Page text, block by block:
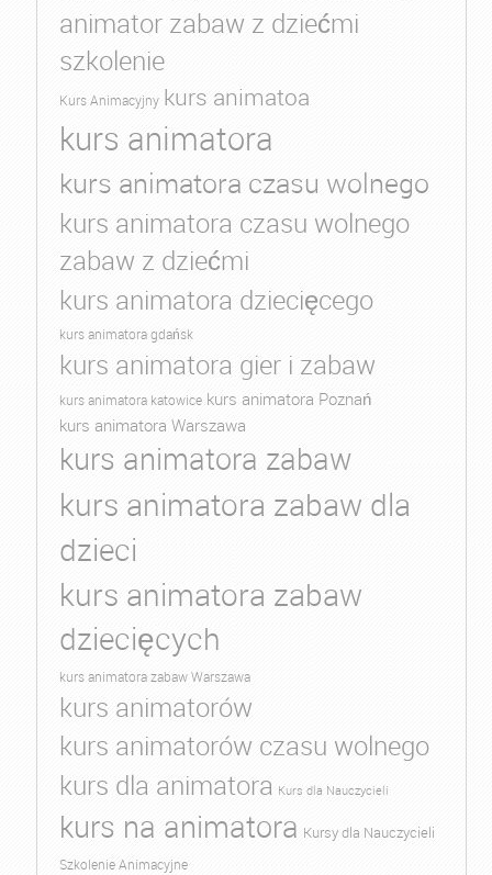
animator zabaw z dziećmi
szkolenie
Kurs Animacyjny kurs animatoa
kurs animatora
kurs animatora czasu wolnego
kurs animatora czasu wolnego
zabaw z dziećmi
kurs animatora dziecięcego
kurs animatora gdańsk
kurs animatora gier i zabaw
kurs animatora katowice kurs animatora Poznań
kurs animatora Warszawa
kurs animatora zabaw
kurs animatora zabaw dla
dzieci
kurs animatora zabaw
dziecięcych
kurs animatora zabaw Warszawa
kurs animatorów
kurs animatorów czasu wolnego
kurs dla animatora Kurs dla Nauczycieli
kurs na animatora Kursy dla Nauczycieli
Szkolenie Animacyjne